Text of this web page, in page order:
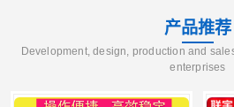
产品推荐
Development, design, production and
enterprises